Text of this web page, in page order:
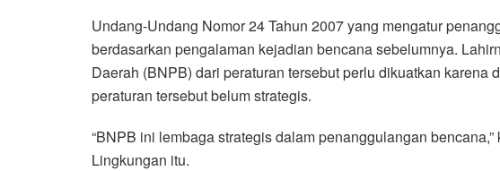
Undang-Undang Nomor 24 Tahun 2007 yang mengatur
berdasarkan pengalaman kejadian bencana sebelumnya.
Daerah (BNPB) dari peraturan tersebut perlu dikuatkan karena
peraturan tersebut belum strategis.
“BNPB ini lembaga strategis dalam penanggulangan
Lingkungan itu.